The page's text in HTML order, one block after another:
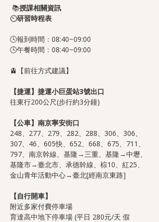
📚授課相關資訊
⏲️研習時程表
🕓報到時間：08:40~09:00
🕓午餐時間：08:40~09:00
🚊【前往方式建議】
【捷運】捷運小巨蛋站3號出口
往東行200公尺(步行約3分鐘)
【公車】南京寧安街口
248、277、279、282、288、306、306、
307、46、605快、652、668、675、711、
797、南京幹線、基隆→三重、基隆→中壢、
基隆市→臺北市、承德幹線、棕10、紅25、
金山青年活動中心→臺北[經南京東路]
【自行開車】
附近多家付費停車場
育達高中地下停車場 (平日 280元/天 假